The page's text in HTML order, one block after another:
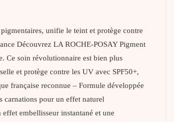
unifie le teint et protège contre
Découvrez LA ROCHE-POSAY Pigment
Ce soin révolutionnaire est bien plus
et protège contre les UV avec SPF50+,
française reconnue – Formule développée
carnations pour un effet naturel
embellisseur instantané et une